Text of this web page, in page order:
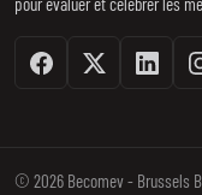
FacebookTwitter / XLinkedin
© 2026 Becomev - Brussels